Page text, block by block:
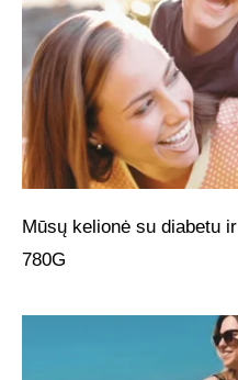
Mūsų kelionė su diabetu
780G